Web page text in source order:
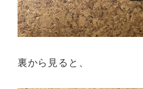
裏から見ると、